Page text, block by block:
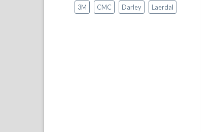
3M CMC Darley Laerdal